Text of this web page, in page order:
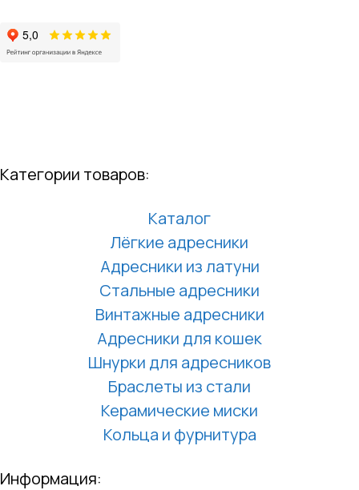
Категории товаров:
Каталог
Лёгкие адресники
Адресники из латуни
Стальные адресники
Винтажные адресники
Адресники для кошек
Шнурки для адресников
Браслеты из стали
Керамические миски
Кольца и фурнитура
Информация: